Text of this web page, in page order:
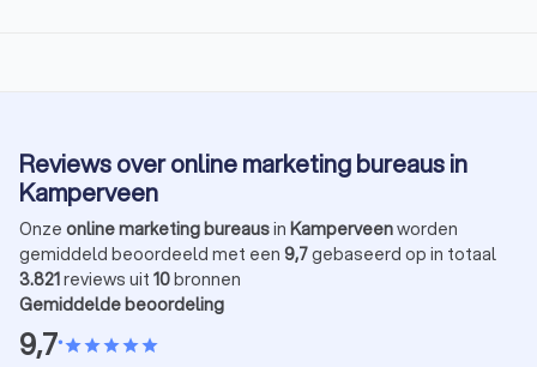
Reviews over online marketing bureaus in
Kamperveen
Onze online marketing bureausin Kamperveenworden
gemiddeld beoordeeld met een 9,7gebaseerd op in totaal
3.821reviews uit 10bronnen
Gemiddelde beoordeling
9,7•starstarstarstarstar